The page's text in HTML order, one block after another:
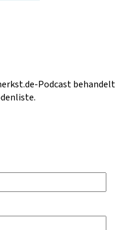
Podcast behandelt